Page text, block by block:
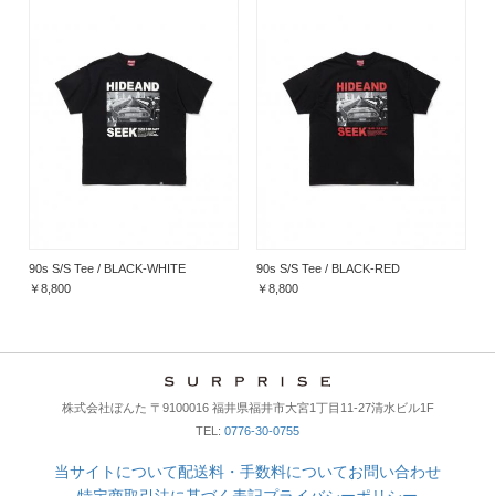
90s S/S Tee / BLACK-WHITE
￥8,800
90s S/S Tee / BLACK-RED
￥8,800
株式会社ぼんた 〒9100016 福井県福井市大宮1丁目11-27清水ビル1F
TEL: 0776-30-0755
当サイトについて配送料・手数料についてお問い合わせ